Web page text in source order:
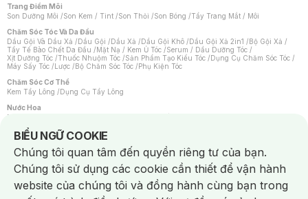
Trang Điểm Môi
Son Dưỡng Môi /Son Kem / Tint /Son Thỏi /Son Bóng /Tẩy Trang Mắt / Môi
Chăm Sóc Tóc Và Da Đầu
Dầu Gội Và Dầu Xả /Dầu Gội /Dầu Xả /Dầu Gội Khô /Dầu Gội Xả 2in1 /Bộ Gội Xả /
Tẩy Tế Bào Chết Da Đầu /Mặt Nạ / Kem Ủ Tóc /Serum / Dầu Dưỡng Tóc /
Xịt Dưỡng Tóc /Thuốc Nhuộm Tóc /Sản Phẩm Tạo Kiểu Tóc /Dụng Cụ Chăm Sóc Tóc /
Máy Sấy Tóc /Lược /Bộ Chăm Sóc Tóc /Phụ Kiện Tóc
Chăm Sóc Cơ Thể
Kem Tẩy Lông /Dụng Cụ Tẩy Lông
Nước Hoa
Nước Hoa Nữ
Chăm Sóc Cá Nhân
Chống Muỗi /Khẩu Trang /Máy Massage/Mặt Nạ Xông Hơi /Nước Rửa Tay/
Sản Phẩm Chăm Sóc Khác /Bàn Chải Đánh Răng /Bàn Chải Điện/
Hỗ Trợ Trắng Răng/Kem Đánh Răng /Máy Tăm Nước/ Nước Súc Miệng/
Tăm / Chỉ Nha Khoa/ Xịt Thơm Miệng / Dung Dịch Vệ Sinh/Dưỡng Vùng Kín/
Khăn Ướt Vệ Sinh Vùng Kín/Băng Vệ Sinh/Tampon/Bọt Cạo Râu /Dao Cạo Râu/
Máy Cạo Râu
BIỂU NGỮ COOKIE
Notice about cookies usage
Chúng tôi quan tâm đến quyền riêng tư của bạn.
Chúng tôi sử dụng các cookie cần thiết để vận hành
website của chúng tôi và đồng hành cùng bạn trong